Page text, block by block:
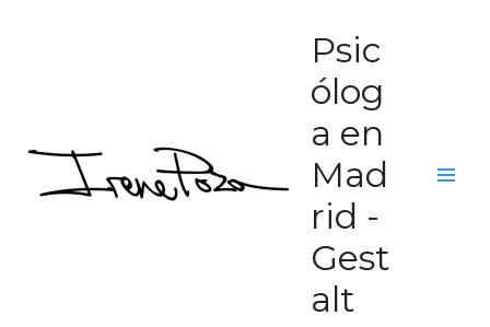
Psic
ólog
a en
Mad
rid -
Gest
alt